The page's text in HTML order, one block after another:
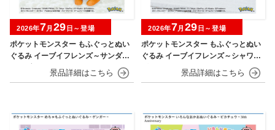
ポケットモンスター もふぐっとぬい
ぐるみ イーブイフレンズ～サンダー
ス・ブースター～おひるねver.
2026年7月 29 日～登場
ポケットモンスター もふぐっとぬい
ぐるみ イーブイフレンズ～シャワー
ズ・グレイシア～おひるねver.
2026年7月 29 日～登場